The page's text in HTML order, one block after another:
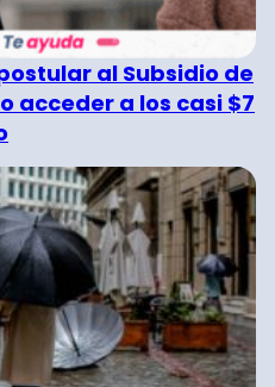
al Subsidio de
acceder a los casi $7